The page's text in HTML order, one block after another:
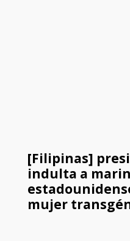
[Filipinas]
indulta a
mujer